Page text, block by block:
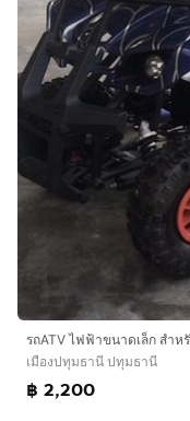
รถATV ไฟฟ้าขนาดเล็ก สำห
เมืองปทุมธานี ปทุมธานี
฿ 2,200